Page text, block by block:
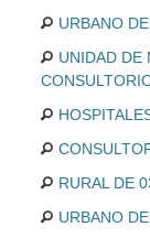
URBANO
UNIDAD DE
RURAL DE
URBANO